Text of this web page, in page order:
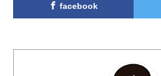
facebook